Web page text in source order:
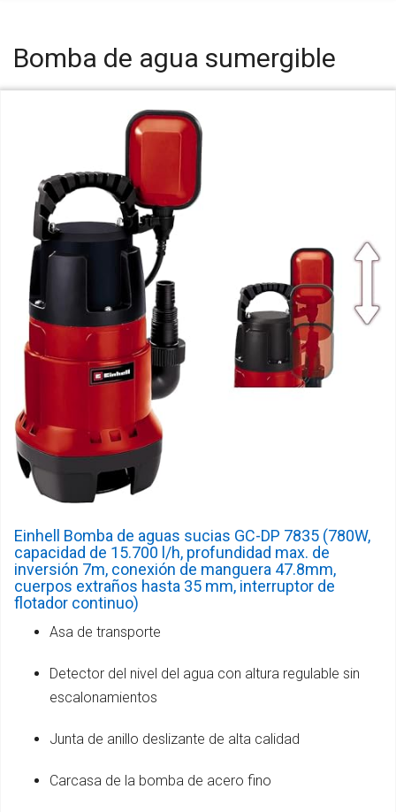
Bomba de agua sumergible
Einhell Bomba de aguas sucias GC-DP 7835 (780W,
capacidad de 15.700 l/h, profundidad max. de
inversión 7m, conexión de manguera 47.8mm,
cuerpos extraños hasta 35 mm, interruptor de
flotador continuo)
Asa de transporte
Detector del nivel del agua con altura regulable sin
escalonamientos
Junta de anillo deslizante de alta calidad
Carcasa de la bomba de acero fino